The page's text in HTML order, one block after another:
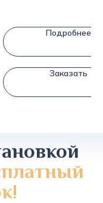
Подробнее
Заказать